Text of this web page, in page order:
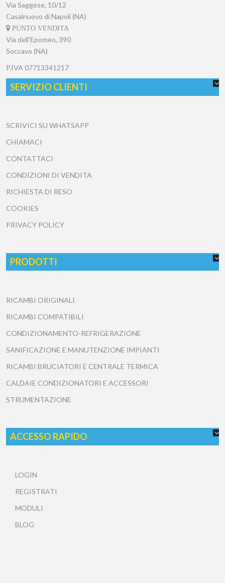
Via Saggese, 10/12
Casalnuovo di Napoli (NA)
PUNTO VENDITA
Via dell'Epomeo, 390
Soccavo (NA)
P.IVA 07713341217
SERVIZIO CLIENTI
SCRIVICI SU WHATSAPP
CHIAMACI
CONTATTACI
CONDIZIONI DI VENDITA
RICHIESTA DI RESO
COOKIES
PRIVACY POLICY
PRODOTTI
RICAMBI ORIGINALI
RICAMBI COMPATIBILI
CONDIZIONAMENTO-REFRIGERAZIONE
SANIFICAZIONE E MANUTENZIONE IMPIANTI
RICAMBI BRUCIATORI E CENTRALE TERMICA
CALDAIE CONDIZIONATORI E ACCESSORI
STRUMENTAZIONE
ACCESSO RAPIDO
LOGIN
REGISTRATI
MODULI
BLOG